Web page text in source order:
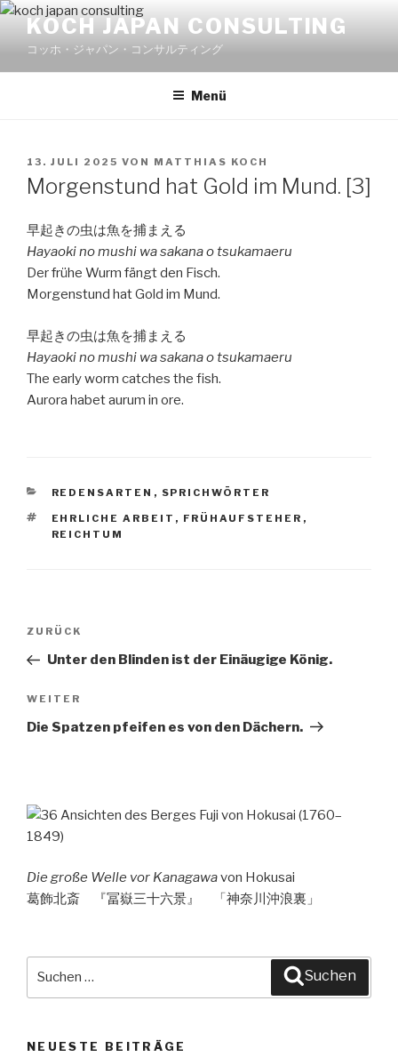
Zum
Inhalt
springen
KOCH JAPAN CONSULTING
コッホ・ジャパン・コンサルティング
Menü
VERÖFFENTLICHT
AM
13. JULI 2025 VON MATTHIAS KOCH
Morgenstund hat Gold im Mund. [3]
早起きの虫は魚を捕まえる
Hayaoki no mushi wa sakana o tsukamaeru
Der frühe Wurm fängt den Fisch.
Morgenstund hat Gold im Mund.
早起きの虫は魚を捕まえる
Hayaoki no mushi wa sakana o tsukamaeru
The early worm catches the fish.
Aurora habet aurum in ore.
KATEGORIEN
REDENSARTEN , SPRICHWÖRTER
SCHLAGWÖRTER
EHRLICHE ARBEIT , FRÜHAUFSTEHER ,
REICHTUM
Beitragsnavigation
Vorheriger
Beitrag
ZURÜCK
Unter den Blinden ist der Einäugige König.
Nächster
Beitrag
WEITER
Die Spatzen pfeifen es von den Dächern.
Die große Welle vor Kanagawavon Hokusai
葛飾北斎 『冨嶽三十六景』 「神奈川沖浪裏」
Suchen
NEUESTE BEITRÄGE